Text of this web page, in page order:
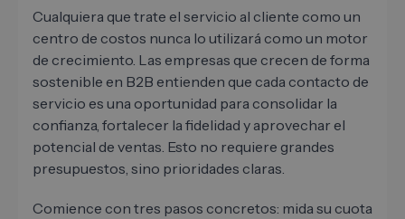
Cualquiera que trate el servicio al cliente como un
centro de costos nunca lo utilizará como un motor
de crecimiento. Las empresas que crecen de forma
sostenible en B2B entienden que cada contacto de
servicio es una oportunidad para consolidar la
confianza, fortalecer la fidelidad y aprovechar el
potencial de ventas. Esto no requiere grandes
presupuestos, sino prioridades claras.
Comience con tres pasos concretos: mida su cuota